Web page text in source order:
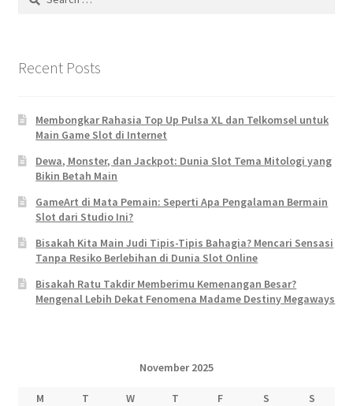
Recent Posts
Membongkar Rahasia Top Up Pulsa XL dan Telkomsel untuk
Main Game Slot di Internet
Dewa, Monster, dan Jackpot: Dunia Slot Tema Mitologi yang
Bikin Betah Main
GameArt di Mata Pemain: Seperti Apa Pengalaman Bermain
Slot dari Studio Ini?
Bisakah Kita Main Judi Tipis-Tipis Bahagia? Mencari Sensasi
Tanpa Resiko Berlebihan di Dunia Slot Online
Bisakah Ratu Takdir Memberimu Kemenangan Besar?
Mengenal Lebih Dekat Fenomena Madame Destiny Megaways
November 2025
M T W T F S
S